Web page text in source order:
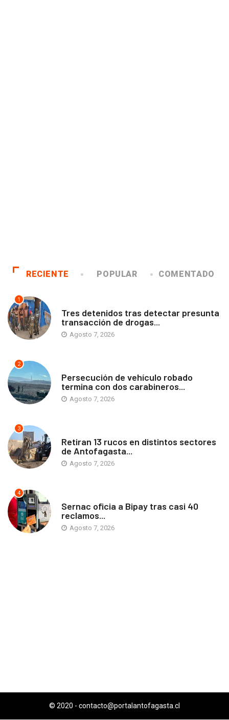
RECIENTE POPULAR COMENTADO
1
Tres detenidos tras detectar presunta
transacción de drogas...
Agosto 7, 2026
2
Persecución de vehículo robado
termina con dos carabineros...
Agosto 7, 2026
3
Retiran 13 rucos en distintos sectores
de Antofagasta...
Agosto 7, 2026
4
Sernac oficia a Bipay tras casi 40
reclamos...
Agosto 7, 2026
© 2020 - contacto@portalantofagasta.cl